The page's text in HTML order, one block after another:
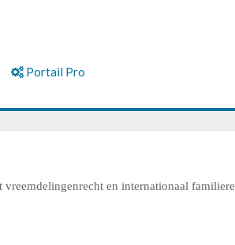
Portail Pro
en internationaal